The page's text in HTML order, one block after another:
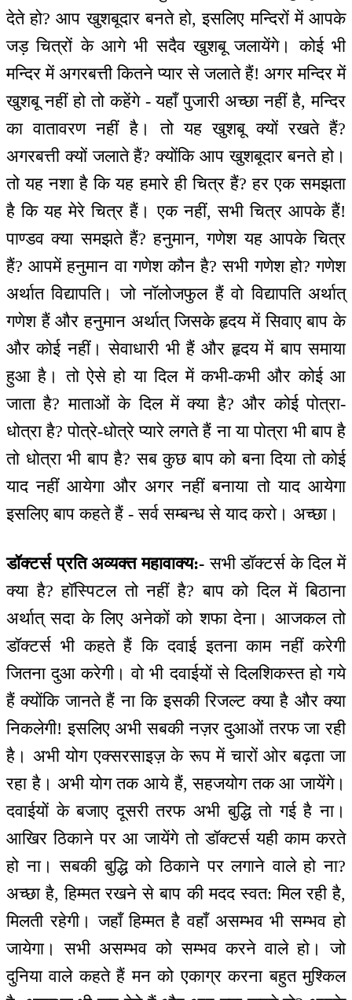
देते हो? आप खुशबूदार बनते हो, इसलिए मन्दिरों में आपके
जड़ चित्रों के आगे भी सदैव खुशबू जलायेंगे। कोई भी
मन्दिर में अगरबत्ती कितने प्यार से जलाते हैं! अगर मन्दिर में
खुशबू नहीं हो तो कहेंगे - यहाँ पुजारी अच्छा नहीं है, मन्दिर
का वातावरण नहीं है। तो यह खुशबू क्यों रखते हैं?
अगरबत्ती क्यों जलाते हैं? क्योंकि आप खुशबूदार बनते हो।
तो यह नशा है कि यह हमारे ही चित्र हैं? हर एक समझता
है कि यह मेरे चित्र हैं। एक नहीं, सभी चित्र आपके हैं!
पाण्डव क्या समझते हैं? हनुमान, गणेश यह आपके चित्र
हैं? आपमें हनुमान वा गणेश कौन है? सभी गणेश हो? गणेश
अर्थात विद्यापति। जो नॉलोजफुल हैं वो विद्यापति अर्थात्
गणेश हैं और हनुमान अर्थात् जिसके हृदय में सिवाए बाप के
और कोई नहीं। सेवाधारी भी हैं और हृदय में बाप समाया
हुआ है। तो ऐसे हो या दिल में कभी-कभी और कोई आ
जाता है? माताओं के दिल में क्या है? और कोई पोत्रा-
धोत्रा है? पोत्रे-धोत्रे प्यारे लगते हैं ना या पोत्रा भी बाप है
तो धोत्रा भी बाप है? सब कुछ बाप को बना दिया तो कोई
याद नहीं आयेगा और अगर नहीं बनाया तो याद आयेगा
इसलिए बाप कहते हैं - सर्व सम्बन्ध से याद करो। अच्छा।
डॉक्टर्स प्रति अव्यक्त महावाक्य:-सभी डॉक्टर्स के दिल में
क्या है? हॉस्पिटल तो नहीं है? बाप को दिल में बिठाना
अर्थात् सदा के लिए अनेकों को शफा देना। आजकल तो
डॉक्टर्स भी कहते हैं कि दवाई इतना काम नहीं करेगी
जितना दुआ करेगी। वो भी दवाईयों से दिलशिकस्त हो गये
हैं क्योंकि जानते हैं ना कि इसकी रिजल्ट क्या है और क्या
निकलेगी! इसलिए अभी सबकी नज़र दुआओं तरफ जा रही
है। अभी योग एक्सरसाइज़ के रूप में चारों ओर बढ़ता जा
रहा है। अभी योग तक आये हैं, सहजयोग तक आ जायेंगे।
दवाईयों के बजाए दूसरी तरफ अभी बुद्धि तो गई है ना।
आखिर ठिकाने पर आ जायेंगे तो डॉक्टर्स यही काम करते
हो ना। सबकी बुद्धि को ठिकाने पर लगाने वाले हो ना?
अच्छा है, हिम्मत रखने से बाप की मदद स्वत: मिल रही है,
मिलती रहेगी। जहाँ हिम्मत है वहाँ असम्भव भी सम्भव हो
जायेगा। सभी असम्भव को सम्भव करने वाले हो। जो
दुनिया वाले कहते हैं मन को एकाग्र करना बहुत मुश्किल